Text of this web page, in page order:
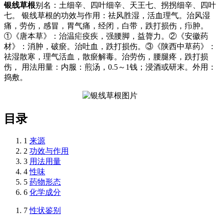
银线草根别名：土细辛、四叶细辛、天王七、拐拐细辛、四叶
七。 银线草根的功效与作用：祛风胜湿，活血理气。治风湿
痛，劳伤，感冒，胃气痛，经闭，白带，跌打损伤，疖肿。
①《唐本草》：治温疟疫疾，强腰脚，益膂力。②《安徽药
材》：消肿，破瘀。治吐血，跌打损伤。③《陕西中草药》：
祛湿散寒，理气活血，散瘀解毒。治劳伤，腰腿疼，跌打损
伤， 用法用量：内服：煎汤，0.5～1钱；浸酒或研末。外用：
捣敷。
目录
1 来源
2 功效与作用
3 用法用量
4 性味
5 药物形态
6 化学成分
7 性状鉴别